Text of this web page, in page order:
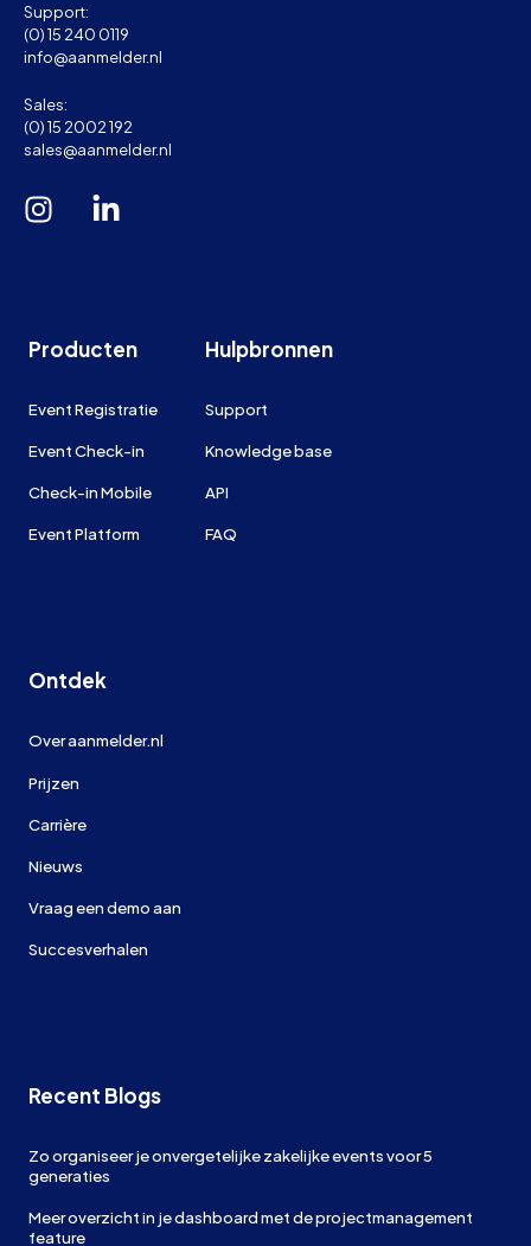
Support:
(0) 15 240 0119
info@aanmelder.nl
Sales:
(0) 15 2002 192
sales@aanmelder.nl
Producten
Event Registratie
Event Check-in
Check-in Mobile
Event Platform
Hulpbronnen
Support
Knowledge base
API
FAQ
Ontdek
Over aanmelder.nl
Prijzen
Carrière
Nieuws
Vraag een demo aan
Succesverhalen
Recent Blogs
Zo organiseer je onvergetelijke zakelijke events voor 5
generaties
Meer overzicht in je dashboard met de projectmanagement
feature